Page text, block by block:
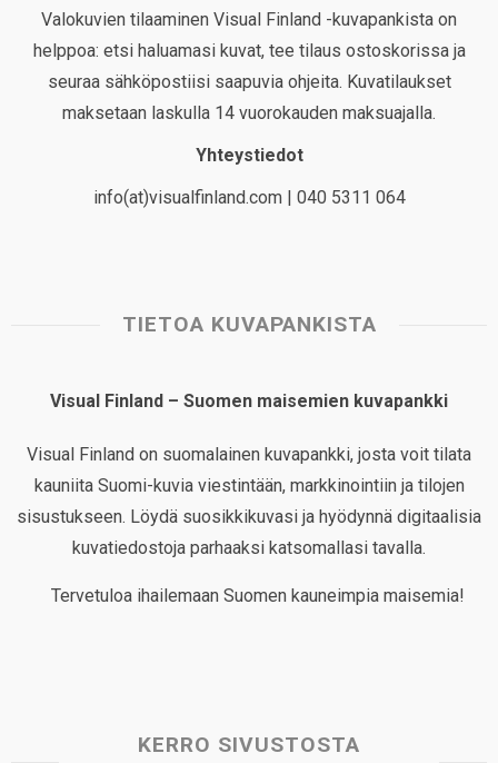
Valokuvien tilaaminen Visual Finland -kuvapankista on
helppoa: etsi haluamasi kuvat, tee tilaus ostoskorissa ja
seuraa sähköpostiisi saapuvia ohjeita. Kuvatilaukset
maksetaan laskulla 14 vuorokauden maksuajalla.
Yhteystiedot
info(at)visualfinland.com | 040 5311 064
TIETOA KUVAPANKISTA
Visual Finland – Suomen maisemien kuvapankki
Visual Finland on suomalainen kuvapankki, josta voit tilata
kauniita Suomi-kuvia viestintään, markkinointiin ja tilojen
sisustukseen. Löydä suosikkikuvasi ja hyödynnä digitaalisia
kuvatiedostoja parhaaksi katsomallasi tavalla.
Tervetuloa ihailemaan Suomen kauneimpia maisemia!
KERRO SIVUSTOSTA